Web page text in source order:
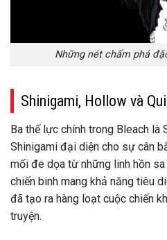
Những nét chấm phá
Shinigami, Hollow và
Ba thế lực chính trong Bleach là
Shinigami đại diện cho sự cân
mối đe dọa từ những linh hồn
chiến binh mang khả năng tiêu
đã tạo ra hàng loạt cuộc chiến
truyện.